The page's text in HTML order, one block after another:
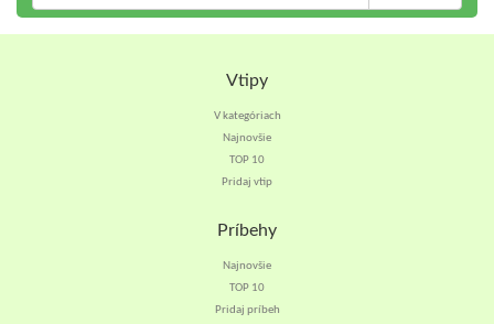
Vtipy
V kategóriach
Najnovšie
TOP 10
Pridaj vtip
Príbehy
Najnovšie
TOP 10
Pridaj príbeh